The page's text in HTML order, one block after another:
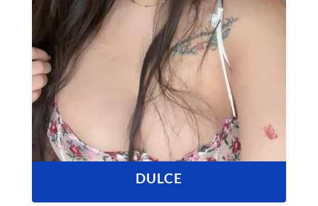
DULCE